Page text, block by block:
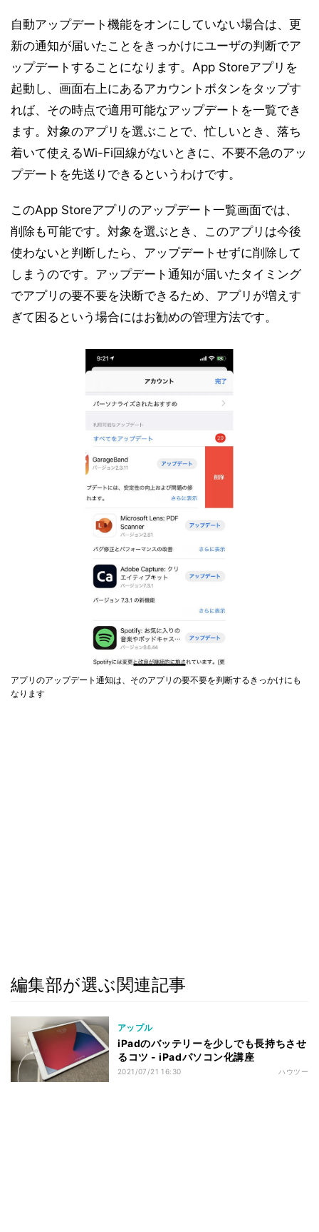
自動アップデート機能をオンにしていない場合は、更
新の通知が届いたことをきっかけにユーザの判断でア
ップデートすることになります。App Storeアプリを
起動し、画面右上にあるアカウントボタンをタップす
れば、その時点で適用可能なアップデートを一覧でき
ます。対象のアプリを選ぶことで、忙しいとき、落ち
着いて使えるWi-Fi回線がないときに、不要不急のアッ
プデートを先送りできるというわけです。
このApp Storeアプリのアップデート一覧画面では、
削除も可能です。対象を選ぶとき、このアプリは今後
使わないと判断したら、アップデートせずに削除して
しまうのです。アップデート通知が届いたタイミング
でアプリの要不要を決断できるため、アプリが増えす
ぎて困るという場合にはお勧めの管理方法です。
アプリのアップデート通知は、そのアプリの要不要を判断するきっかけにも
なります
編集部が選ぶ関連記事
アップル
iPadのバッテリーを少しでも長持ちさせ
るコツ - iPadパソコン化講座
2021/07/21 16:30 ハウツー